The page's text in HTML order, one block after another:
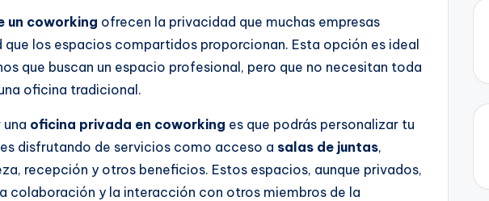
un coworking ofrecen la privacidad que muchas empresas
que los espacios compartidos proporcionan. Esta opción es ideal
que buscan un espacio profesional, pero que no necesitan toda
oficina tradicional.
oficina privada en coworking es que podrás personalizar tu
disfrutando de servicios como acceso a salas de juntas,
recepción y otros beneficios. Estos espacios, aunque privados,
colaboración y la interacción con otros miembros de la